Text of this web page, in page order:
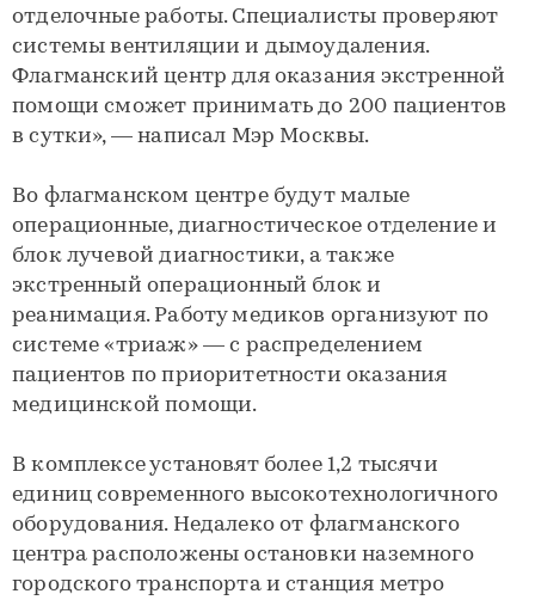
отделочные работы. Специалисты проверяют
системы вентиляции и дымоудаления.
Флагманский центр для оказания экстренной
помощи сможет принимать до 200 пациентов
в сутки», — написал Мэр Москвы.
Во флагманском центре будут малые
операционные, диагностическое отделение и
блок лучевой диагностики, а также
экстренный операционный блок и
реанимация. Работу медиков организуют по
системе «триаж» — с распределением
пациентов по приоритетности оказания
медицинской помощи.
В комплексе установят более 1,2 тысячи
единиц современного высокотехнологичного
оборудования. Недалеко от флагманского
центра расположены остановки наземного
городского транспорта и станция метро